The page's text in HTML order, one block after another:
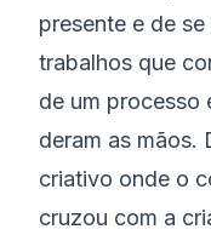
presente e de
trabalhos que
de um processo
deram as mãos.
criativo onde o
cruzou com a